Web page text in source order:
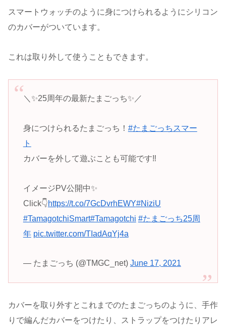
スマートウォッチのように身につけられるようにシリコン
のカバーがついています。
これは取り外して使うこともできます。
＼✨25周年の最新たまごっち✨／
身につけられるたまごっち！ #たまごっちスマー
ト
カバーを外して遊ぶことも可能です‼
イメージPV公開中✨
Click👇https://t.co/7GcDvrhEWY#NiziU
#TamagotchiSmart#Tamagotchi #たまごっち25周
年 pic.twitter.com/TIadAqYj4a
— たまごっち (@TMGC_net) June 17, 2021
カバーを取り外すとこれまでのたまごっちのように、手作
りで編んだカバーをつけたり、ストラップをつけたりアレ